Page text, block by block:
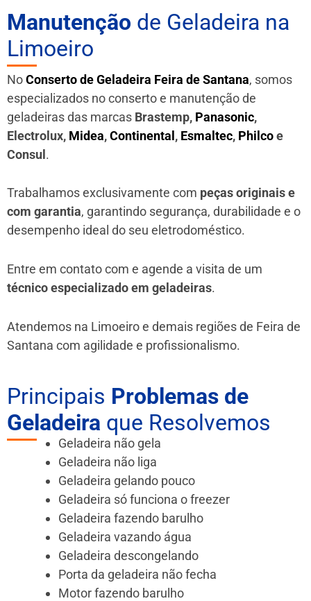
Manutenção de Geladeira na
Limoeiro
NoConserto de Geladeira Feira de Santana, somos
especializados no conserto e manutenção de
geladeiras das marcas Brastemp, Panasonic,
Electrolux, Midea,Continental, Esmaltec, Philcoe
Consul.
Trabalhamos exclusivamente com peças originais e
com garantia, garantindo segurança, durabilidade e o
desempenho ideal do seu eletrodoméstico.
Entre em contato com e agende a visita de um
técnico especializado em geladeiras.
Atendemos na Limoeiro e demais regiões de Feira de
Santana com agilidade e profissionalismo.
Principais Problemas de
Geladeira que Resolvemos
Geladeira não gela
Geladeira não liga
Geladeira gelando pouco
Geladeira só funciona o freezer
Geladeira fazendo barulho
Geladeira vazando água
Geladeira descongelando
Porta da geladeira não fecha
Motor fazendo barulho